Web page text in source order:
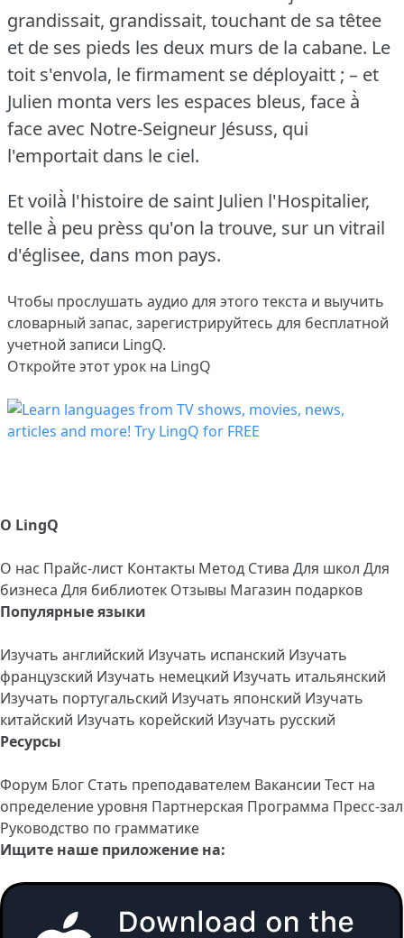
grandissait, grandissait, touchant de sa têtee
et de ses pieds les deux murs de la cabane. Le
toit s'envola, le firmament se déployaitt ; – et
Julien monta vers les espaces bleus, face à̀
face avec Notre-Seigneur Jésuss, qui
l'emportait dans le ciel.
Et voilà̀ l'histoire de saint Julien l'Hospitalier,
telle à̀ peu prèss qu'on la trouve, sur un vitrail
d'églisee, dans mon pays.
Чтобы прослушать аудио для этого текста и выучить
словарный запас, зарегистрируйтесь для бесплатной
учетной записи LingQ.
Откройте этот урок на LingQ
О LingQ
О нас Прайс-лист Контакты Метод Стива Для школ Для
бизнеса Для библиотек Отзывы Магазин подарков
Популярные языки
Изучать английский Изучать испанский Изучать
французский Изучать немецкий Изучать итальянский
Изучать португальский Изучать японский Изучать
китайский Изучать корейский Изучать русский
Ресурсы
Форум Блог Стать преподавателем Вакансии Тест на
определение уровня Партнерская Программа Пресс-зал
Руководство по грамматике
Ищите наше приложение на: